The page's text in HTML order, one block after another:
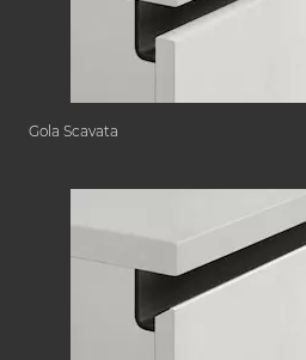
Gola Scavata